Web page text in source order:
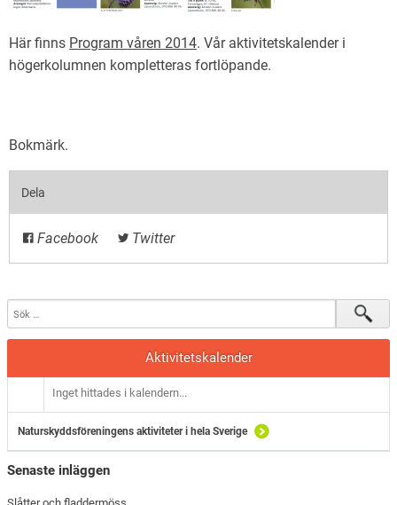
Här finns Program våren 2014. Vår aktivitetskalender i
högerkolumnen kompletteras fortlöpande.
Bokmärk.
Dela
Facebook Twitter
Aktivitetskalender
Inget hittades i kalendern...
Naturskyddsföreningens aktiviteter i hela Sverige
Senaste inläggen